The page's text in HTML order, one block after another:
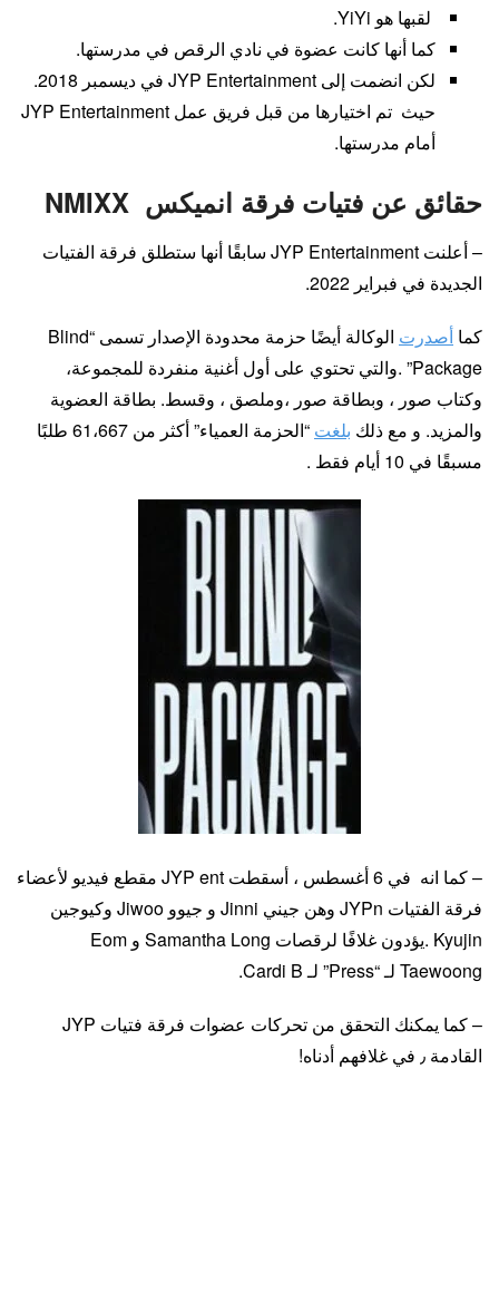
لقبها هو YiYi.
كما أنها كانت عضوة في نادي الرقص في مدرستها.
لكن انضمت إلى JYP Entertainment في ديسمبر 2018.
حيث تم اختيارها من قبل فريق عمل JYP Entertainment
أمام مدرستها.
حقائق عن فتيات فرقة انميكس NMIXX
– أعلنت JYP Entertainment سابقًا أنها ستطلق فرقة الفتيات
الجديدة في فبراير 2022.
كما أصدرت
الوكالة أيضًا حزمة محدودة الإصدار تسمى “Blind
Package” .والتي تحتوي على أول أغنية منفردة للمجموعة،
وكتاب صور ، وبطاقة صور ،وملصق ، وقسط. بطاقة العضوية
والمزيد. و مع ذلك بلغت
“الحزمة العمياء” أكثر من 61،667 طلبًا
مسبقًا في 10 أيام فقط .
– كما انه في 6 أغسطس ، أسقطت JYP ent مقطع فيديو لأعضاء
فرقة الفتيات JYPn وهن جيني Jinni و جيوو Jiwoo وكيوجين
Kyujin .يؤدون غلافًا لرقصات Samantha Long و Eom
Taewoong لـ “Press” لـ Cardi B.
– كما يمكنك التحقق من تحركات عضوات فرقة فتيات JYP
القادمة ٫ في غلافهم أدناه!